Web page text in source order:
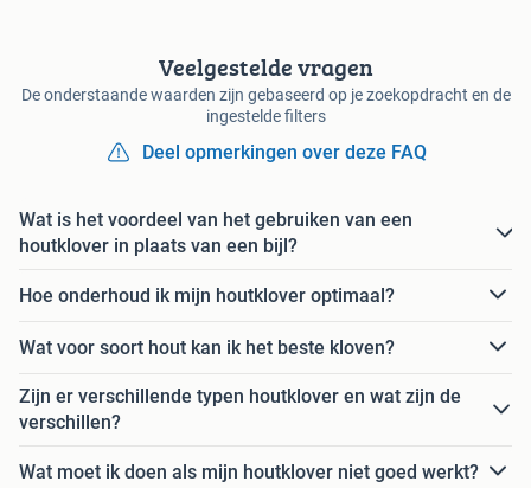
Veelgestelde vragen
De onderstaande waarden zijn gebaseerd op je zoekopdracht en de
ingestelde filters
Deel opmerkingen over deze FAQ
Wat is het voordeel van het gebruiken van een
houtklover in plaats van een bijl?
Hoe onderhoud ik mijn houtklover optimaal?
Wat voor soort hout kan ik het beste kloven?
Zijn er verschillende typen houtklover en wat zijn de
verschillen?
Wat moet ik doen als mijn houtklover niet goed werkt?